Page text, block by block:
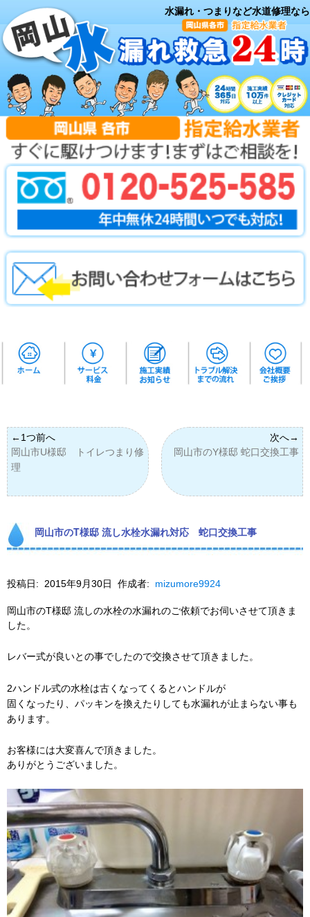
水漏れ・つまりなど水道修理なら
岡山市U様邸 トイレつまり修
理
岡山市のY様邸 蛇口交換工事
岡山市のT様邸 流し水栓水漏れ対応 蛇口交換工事
投稿日: 2015年9月30日 作成者: mizumore9924
岡山市のT様邸 流しの水栓の水漏れのご依頼でお伺いさせて頂きま
した。
レバー式が良いとの事でしたので交換させて頂きました。
2ハンドル式の水栓は古くなってくるとハンドルが
固くなったり、パッキンを換えたりしても水漏れが止まらない事も
あります。
お客様には大変喜んで頂きました。
ありがとうございました。